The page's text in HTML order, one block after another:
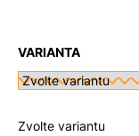
VARIANTA
Zvolte variantu
D
o
p
r